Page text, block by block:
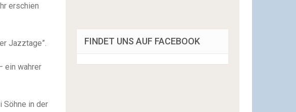
erschien
Jazztage”.
ein wahrer
in der
FINDET UNS AUF FACEBOOK